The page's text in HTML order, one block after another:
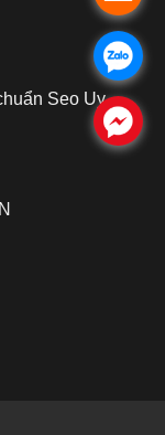
Seo Uy
.
.